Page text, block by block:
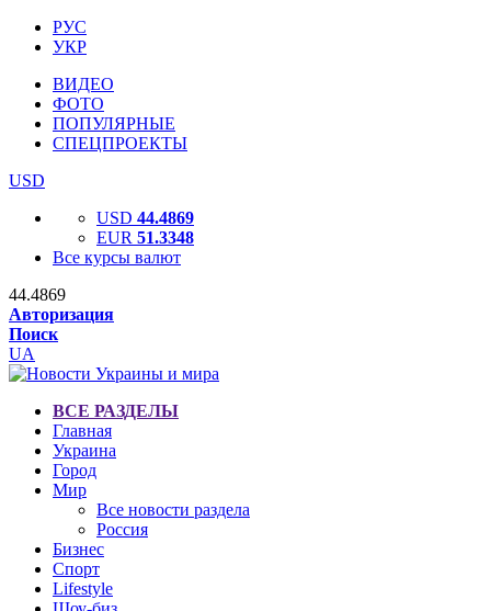
РУС
УКР
ВИДЕО
ФОТО
ПОПУЛЯРНЫЕ
СПЕЦПРОЕКТЫ
USD
USD 44.4869
EUR 51.3348
Все курсы валют
44.4869
Авторизация
Поиск
UA
ВСЕ РАЗДЕЛЫ
Главная
Украина
Город
Мир
Все новости раздела
Россия
Бизнес
Спорт
Lifestyle